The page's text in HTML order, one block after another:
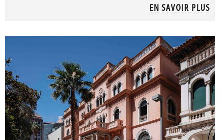
EN SAVOIR PLUS